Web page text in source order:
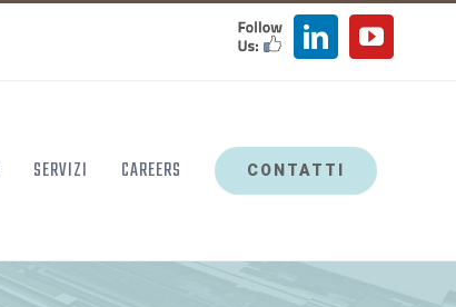
FOLLOW
US
LinkedIn
SERVIZI CAREERS CONTATTI